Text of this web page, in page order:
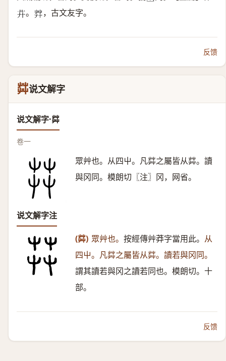
𦬠 。 𦬧 ，古文友字。
反馈
茻说文解字
说文解字·茻
卷一
眾艸也。从四屮。凡茻之屬皆从茻。讀
與冈同。模朗切〖注〗冈，网省。
说文解字注
(茻) 眾艸也。 按經傳艸莽字當用此。 从
四屮。凡茻之屬皆从茻。讀若與冈同。
謂其讀若與冈之讀若同也。模朗切。十
部。
反馈